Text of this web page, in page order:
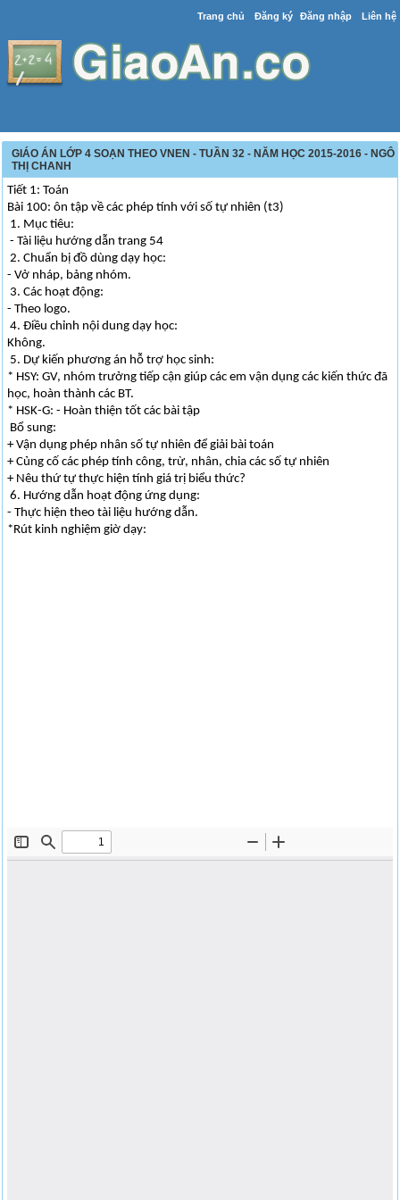
Trang chủ Đăng ký Đăng nhập Liên hệ
GIÁO ÁN LỚP 4 SOẠN THEO VNEN - TUẦN 32 - NĂM HỌC 2015-2016 - NGÔ
THỊ CHANH
Tiết 1: Toán
Bài 100: ôn tập về các phép tính với số tự nhiên (t3)
1. Mục tiêu:
- Tài liệu hướng dẫn trang 54
2. Chuẩn bị đồ dùng dạy học:
- Vở nháp, bảng nhóm.
3. Các hoạt động:
- Theo logo.
4. Điều chỉnh nội dung dạy học:
Không.
5. Dự kiến phương án hỗ trợ học sinh:
* HSY: GV, nhóm trưởng tiếp cận giúp các em vận dụng các kiến thức đã
học, hoàn thành các BT.
* HSK-G: - Hoàn thiện tốt các bài tập
Bổ sung:
+ Vận dụng phép nhân số tự nhiên để giải bài toán
+ Củng cố các phép tính công, trừ, nhân, chia các số tự nhiên
+ Nêu thứ tự thực hiện tính giá trị biểu thức?
6. Hướng dẫn hoạt động ứng dụng:
- Thực hiện theo tài liệu hướng dẫn.
*Rút kinh nghiệm giờ dạy: